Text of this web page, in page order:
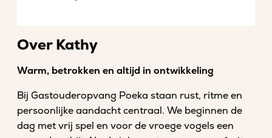
Over Kathy
Warm, betrokken en altijd in ontwikkeling
Bij Gastouderopvang Poeka staan rust, ritme en
persoonlijke aandacht centraal. We beginnen de
dag met vrij spel en voor de vroege vogels een